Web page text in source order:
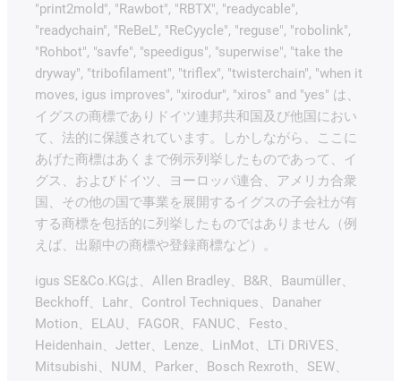
"print2mold", "Rawbot", "RBTX", "readycable",
"readychain", "ReBeL", "ReCyycle", "reguse", "robolink",
"Rohbot", "savfe", "speedigus", "superwise", "take the
dryway", "tribofilament", "triflex", "twisterchain", "when it
moves, igus improves", "xirodur", "xiros" and "yes" は、
イグスの商標でありドイツ連邦共和国及び他国におい
て、法的に保護されています。しかしながら、ここに
あげた商標はあくまで例示列挙したものであって、イ
グス、およびドイツ、ヨーロッパ連合、アメリカ合衆
国、その他の国で事業を展開するイグスの子会社が有
する商標を包括的に列挙したものではありません（例
えば、出願中の商標や登録商標など）。
igus SE&Co.KGは、Allen Bradley、B&R、Baumüller、
Beckhoff、Lahr、Control Techniques、Danaher
Motion、ELAU、FAGOR、FANUC、Festo、
Heidenhain、Jetter、Lenze、LinMot、LTi DRiVES、
Mitsubishi、NUM、Parker、Bosch Rexroth、SEW、